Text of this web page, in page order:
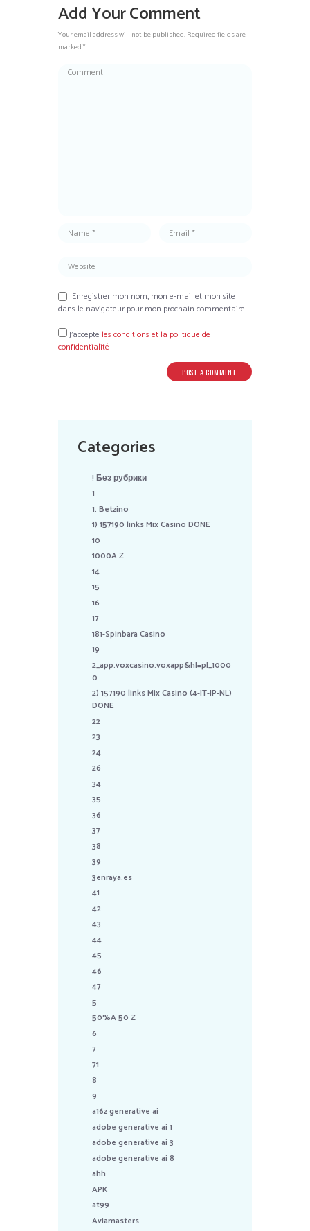
Add Your Comment
Your email address will not be published. Required fields are
marked *
Enregistrer mon nom, mon e-mail et mon site
dans le navigateur pour mon prochain commentaire.
J’accepte les conditions et la politique de
confidentialité
Categories
! Без рубрики
1
1. Betzino
1) 157190 links Mix Casino DONE
10
1000A Z
14
15
16
17
181-Spinbara Casino
19
2_app.voxcasino.voxapp&hl=pl_1000
0
2) 157190 links Mix Casino (4-IT-JP-NL)
DONE
22
23
24
26
34
35
36
37
38
39
3enraya.es
41
42
43
44
45
46
47
5
50%A 50 Z
6
7
71
8
9
a16z generative ai
adobe generative ai 1
adobe generative ai 3
adobe generative ai 8
ahh
APK
at99
Aviamasters